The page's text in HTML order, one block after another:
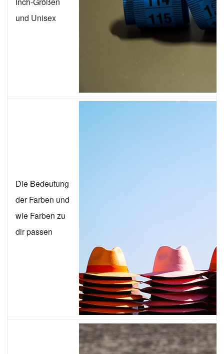
und Unisex
Die Bedeutung
der Farben und
wie Farben zu
dir passen